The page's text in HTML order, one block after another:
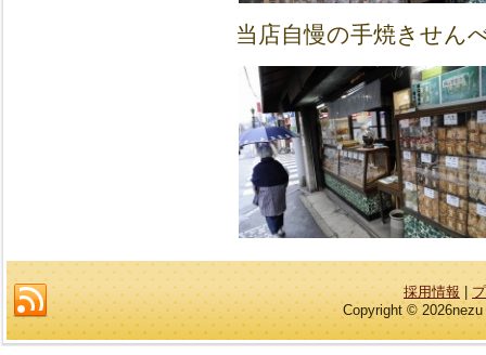
当店自慢の手焼きせん
採用情報 |
Copyright ©